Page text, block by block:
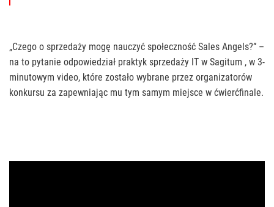
„Czego o sprzedaży mogę nauczyć społeczność Sales Angels?” –
na to pytanie odpowiedział praktyk sprzedaży IT w Sagitum , w 3-
minutowym video, które zostało wybrane przez organizatorów
konkursu za zapewniając mu tym samym miejsce w ćwierćfinale.